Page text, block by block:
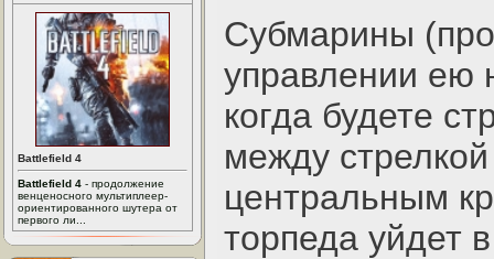
Battlefield 4
Battlefield 4 - продолжение
венценосного мультиплеер-
ориентированного шутера от
первого ли...
Субмарины
управлении ею
когда будете
между
центральным
торпеда уйдет